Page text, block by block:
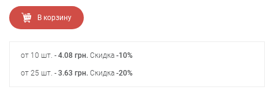
В корзину
от 10 шт. - 4.08 грн. Скидка -10%
от 25 шт. - 3.63 грн. Скидка -20%